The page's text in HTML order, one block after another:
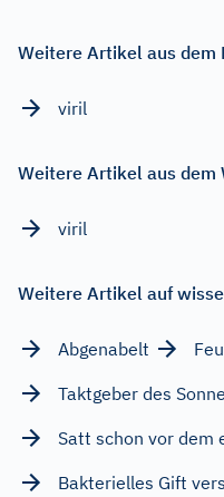
Weitere Artikel aus dem
viril
Weitere Artikel aus dem
viril
Weitere Artikel auf
Abgenabelt
Taktgeber des
Satt schon vor dem
Bakterielles Gift